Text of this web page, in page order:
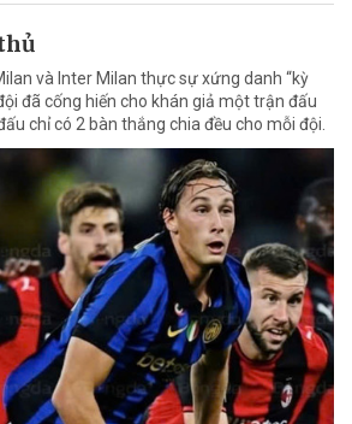
và Inter Milan thực sự xứng danh “kỳ
đã cống hiến cho khán giả một trận đấu
chỉ có 2 bàn thắng chia đều cho mỗi đội.